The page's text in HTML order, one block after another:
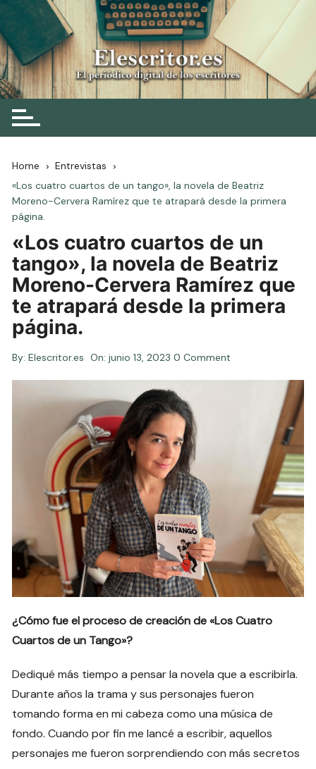
Skip
to
content
Elescritor.es
El periódico digital de los escritores
Home
Entrevistas
«Los cuatro cuartos de un tango», la novela de Beatriz
Moreno-Cervera Ramírez que te atrapará desde la primera
página.
«Los cuatro cuartos de un
tango», la novela de Beatriz
Moreno-Cervera Ramírez que
te atrapará desde la primera
página.
By: Elescritor.es On:junio 13, 2023 0 Comment
¿Cómo fue el proceso de creación de «Los Cuatro
Cuartos de un Tango»?
Dediqué más tiempo a pensar la novela que a escribirla.
Durante años la trama y sus personajes fueron
tomando forma en mi cabeza como una música de
fondo. Cuando por fin me lancé a escribir, aquellos
personajes me fueron sorprendiendo con más secretos